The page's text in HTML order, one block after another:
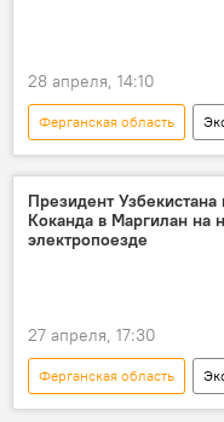
28 апреля, 14:10
Ферганская область
предприниматели
Фергана
президент Узбекистана
Президент
Коканда в Маргилан на
электропоезде
27 апреля, 17:30
Ферганская область
транспорт